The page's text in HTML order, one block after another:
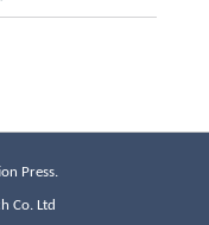
Press.
Co. Ltd